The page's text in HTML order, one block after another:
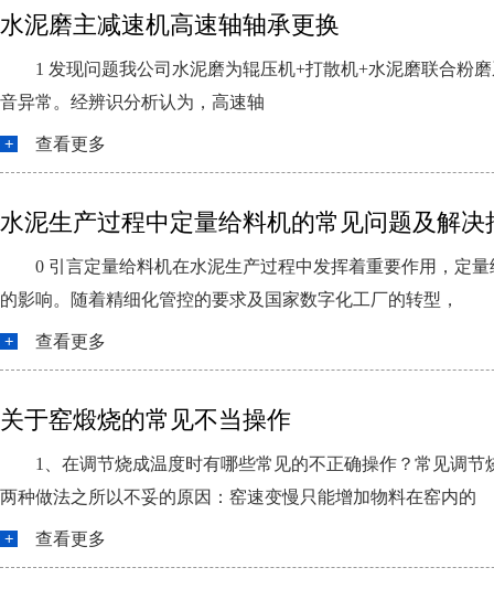
水泥磨主减速机高速轴轴承更换
1 发现问题我公司水泥磨为辊压机+打散机+水泥磨联合粉
音异常。经辨识分析认为，高速轴
查看更多
水泥生产过程中定量给料机的常见问题及解决
0 引言定量给料机在水泥生产过程中发挥着重要作用，定
的影响。随着精细化管控的要求及国家数字化工厂的转型，
查看更多
关于窑煅烧的常见不当操作
1、在调节烧成温度时有哪些常见的不正确操作？常见调
两种做法之所以不妥的原因：窑速变慢只能增加物料在窑内的
查看更多